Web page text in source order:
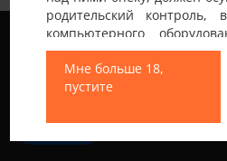
родительский контроль,
компьютерного
установку программного
подключение услуг
чтобы
несовершеннолетних
контенту.
Мне больше 18,
пустите
Все права
Свинг знакомства не
Мы используем файлы cookie,
наилучшее качество работы на
Подробнее узнать о том,
используем, или отключить их
Настройки.